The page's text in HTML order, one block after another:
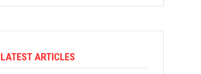
LATEST ARTICLES